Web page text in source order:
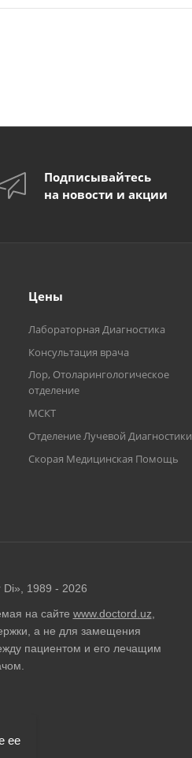
Подписывайтесь
на новости и акции
Цены
Лабораторная Диагностика
Консультация врача
Лор, Отоларингологическое
отделение
МСКТ
Отделение Лучевой Диагностики
Скорая Медицинская Помощь
1989 - 2026
на сайте www.doctord.uz
а не для замещения
пациентом и его лечащим
ее